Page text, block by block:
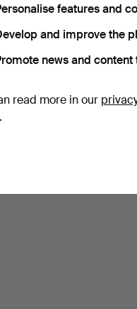
features and
and improve the
news and
read more in our